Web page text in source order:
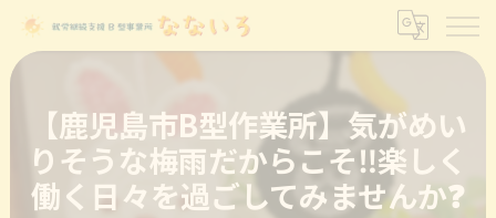
【鹿児島市B型作業所】気がめい
りそうな梅雨だからこそ‼️楽しく
働く日々を過ごしてみませんか❓